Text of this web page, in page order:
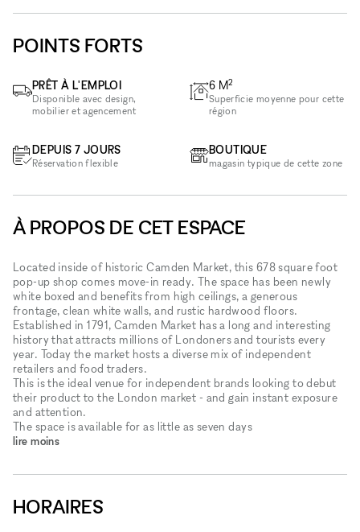
POINTS FORTS
PRÊT À L'EMPLOI
Disponible avec design,
mobilier et agencement
DEPUIS 7 JOURS
Réservation flexible
6 M2
Superficie moyenne pour cette
région
BOUTIQUE
magasin typique de cette zone
À PROPOS DE CET ESPACE
Located inside of historic Camden Market, this 678 square foot
pop-up shop comes move-in ready. The space has been newly
white boxed and benefits from high ceilings, a generous
frontage, clean white walls, and rustic hardwood floors.
Established in 1791, Camden Market has a long and interesting
history that attracts millions of Londoners and tourists every
year. Today the market hosts a diverse mix of independent
retailers and food traders.
This is the ideal venue for independent brands looking to debut
their product to the London market - and gain instant exposure
and attention.
The space is available for as little as seven days
lire moins
HORAIRES